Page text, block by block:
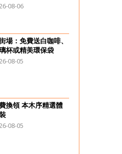
08-06
場：免費送白咖啡、
杯或精美環保袋
08-05
換領 本木序精選體
08-05